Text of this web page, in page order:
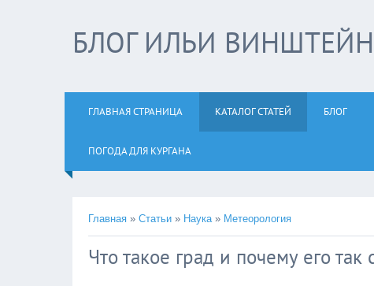
БЛОГ ИЛЬИ
ГЛАВНАЯ СТРАНИЦА КАТАЛОГ СТАТЕЙ БЛОГ
ПОГОДА ДЛЯ КУРГАНА
Главная » Статьи » Наука» Метеорология
Что такое град и почему его